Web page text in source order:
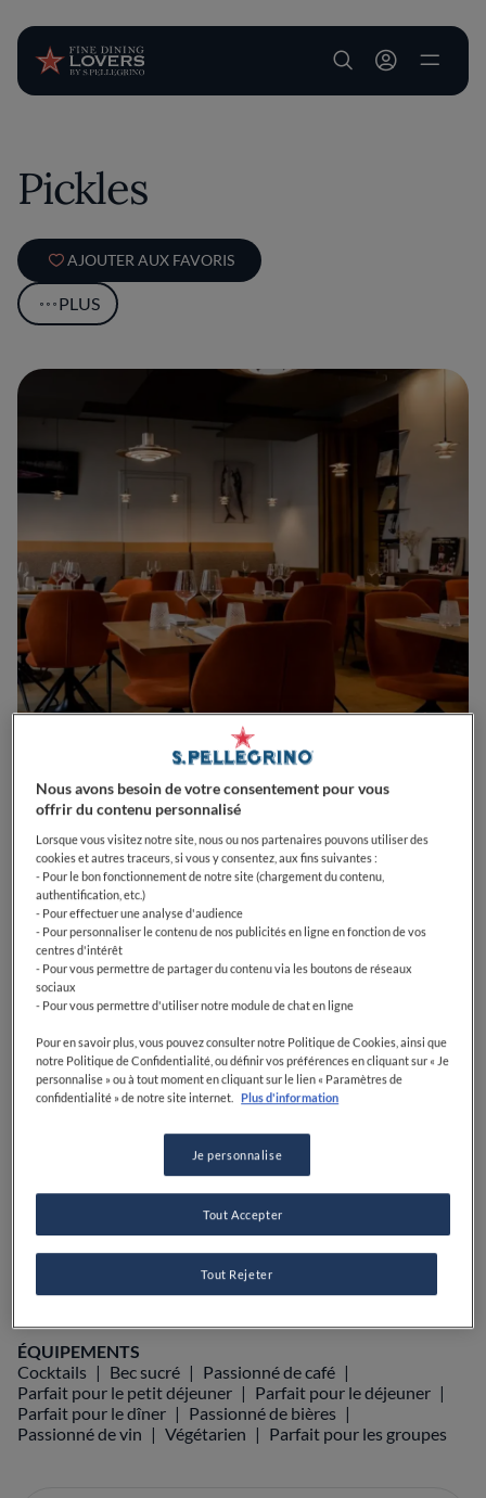
User account
Pickles
AJOUTER AUX FAVORIS
PLUS
2 Rue du Marais44000NantesFrance
CLOSED OpensMardi,19:30-21:00
VOIR HORAIRES D'OUVERTURE
PRIX
VOIR SUR LA CARTE +33 2 51 84 11 89
VISIT WEBSITE
Food Awards
Guide Michelin
Guides gastronomiques
ÉQUIPEMENTS
Cocktails
Bec sucré
Passionné de café
Parfait pour le petit déjeuner
Parfait pour le déjeuner
Parfait pour le dîner
Passionné de bières
Passionné de vin
Végétarien Parfait pour les groupes
Nous avons besoin de votre consentement pour vous
offrir du contenu personnalisé
Lorsque vous visitez notre site, nous ou nos partenaires pouvons utiliser des
cookies et autres traceurs, si vous y consentez, aux fins suivantes :
- Pour le bon fonctionnement de notre site (chargement du contenu,
authentification, etc.)
- Pour effectuer une analyse d'audience
- Pour personnaliser le contenu de nos publicités en ligne en fonction de vos
centres d'intérêt
- Pour vous permettre de partager du contenu via les boutons de réseaux
sociaux
- Pour vous permettre d'utiliser notre module de chat en ligne
Pour en savoir plus, vous pouvez consulter notre Politique de Cookies, ainsi que
notre Politique de Confidentialité, ou définir vos préférences en cliquant sur « Je
personnalise » ou à tout moment en cliquant sur le lien « Paramètres de
confidentialité » de notre site internet.
Plus d'information
Je personnalise
Tout Rejeter
Tout Accepter